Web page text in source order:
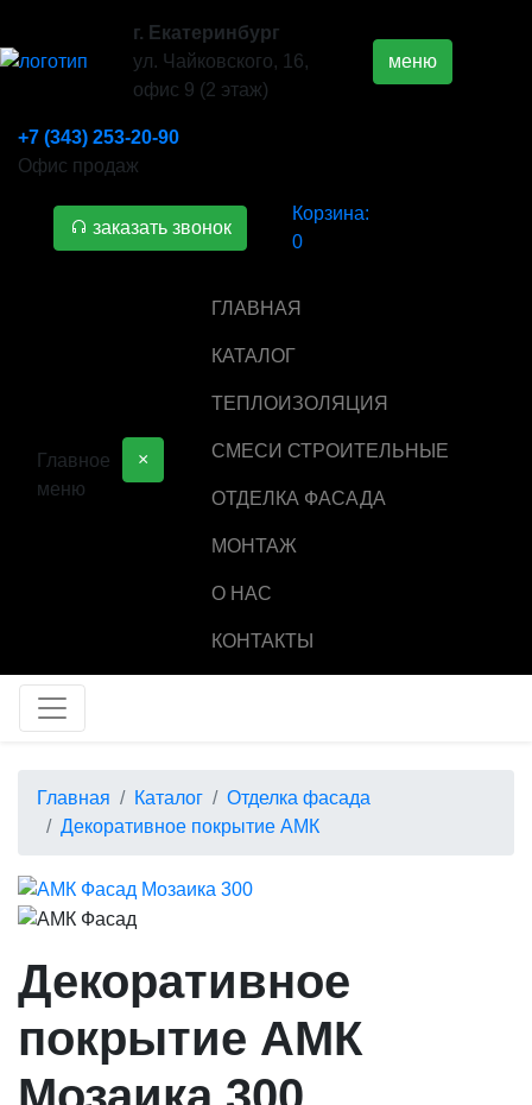
г. Екатеринбург
ул. Чайковского, 16,
офис 9 (2 этаж)
меню
+7 (343) 253-20-90
Офис продаж
заказать звонок
Корзина:
0
×
Главное
меню
ГЛАВНАЯ
КАТАЛОГ
ТЕПЛОИЗОЛЯЦИЯ
СМЕСИ СТРОИТЕЛЬНЫЕ
ОТДЕЛКА ФАСАДА
МОНТАЖ
О НАС
КОНТАКТЫ
Главная Каталог
Отделка фасада
Декоративное покрытие АМК
Декоративное
покрытие АМК